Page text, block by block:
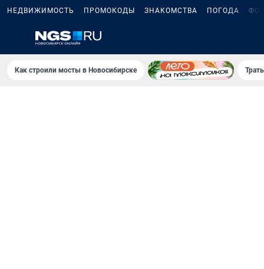
НЕДВИЖИМОСТЬ ПРОМОКОДЫ ЗНАКОМСТВА ПОГОДА
Как строили мосты в Новосибирске